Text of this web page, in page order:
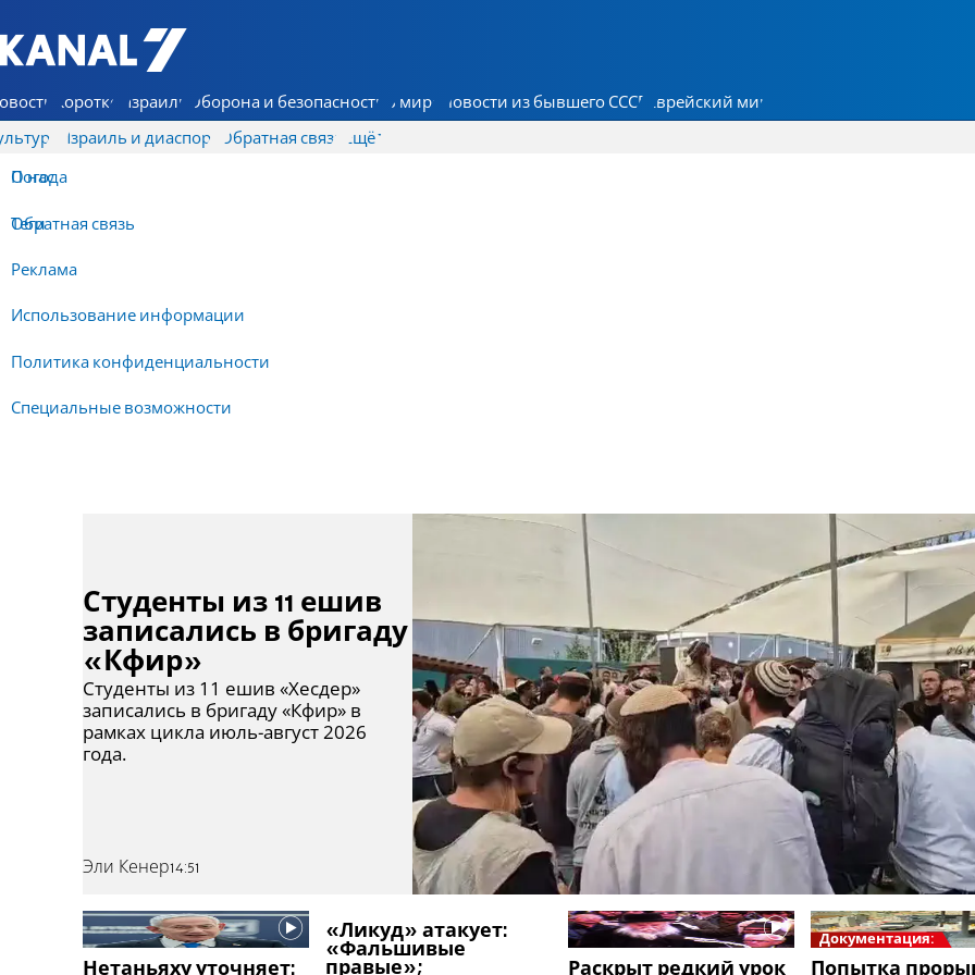
7 КАНАЛ - Аруц Шева
Коротко Израиль Оборона и безопасность В мире Новости из бывшего СССР Еврейский мир
Израиль и диаспора Обратная связь
О нас
Обратная связь
Реклама
Использование информации
Политика конфиденциальности
Специальные возможности
Ещё
Погода
Теги
Студенты из 11 ешив
записались в бригаду
«Кфир»
Студенты из 11 ешив «Хесдер»
записались в бригаду «Кфир» в
рамках цикла июль-август 2026
года.
Эли Кенер14:51
Нетаньяху уточняет:
«Ликуд» атакует:
«Фальшивые
правые»;
Раскрыт редкий урок
Документация:
Попытка